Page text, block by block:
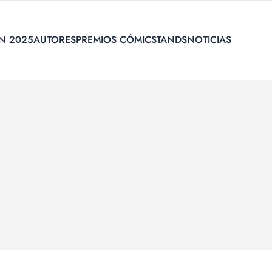
2025AUTORESPREMIOS CÓMICSTANDSNOTICIAS